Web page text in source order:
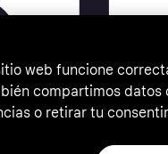
web funcione
compartimos
o retirar tu